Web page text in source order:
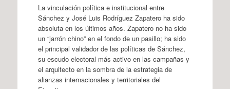
La vinculación política e institucional entre
Sánchez y José Luis Rodríguez Zapatero ha sido
absoluta en los últimos años. Zapatero no ha sido
un “jarrón chino” en el fondo de un pasillo; ha sido
el principal validador de las políticas de Sánchez,
su escudo electoral más activo en las campañas y
el arquitecto en la sombra de la estrategia de
alianzas internacionales y territoriales del